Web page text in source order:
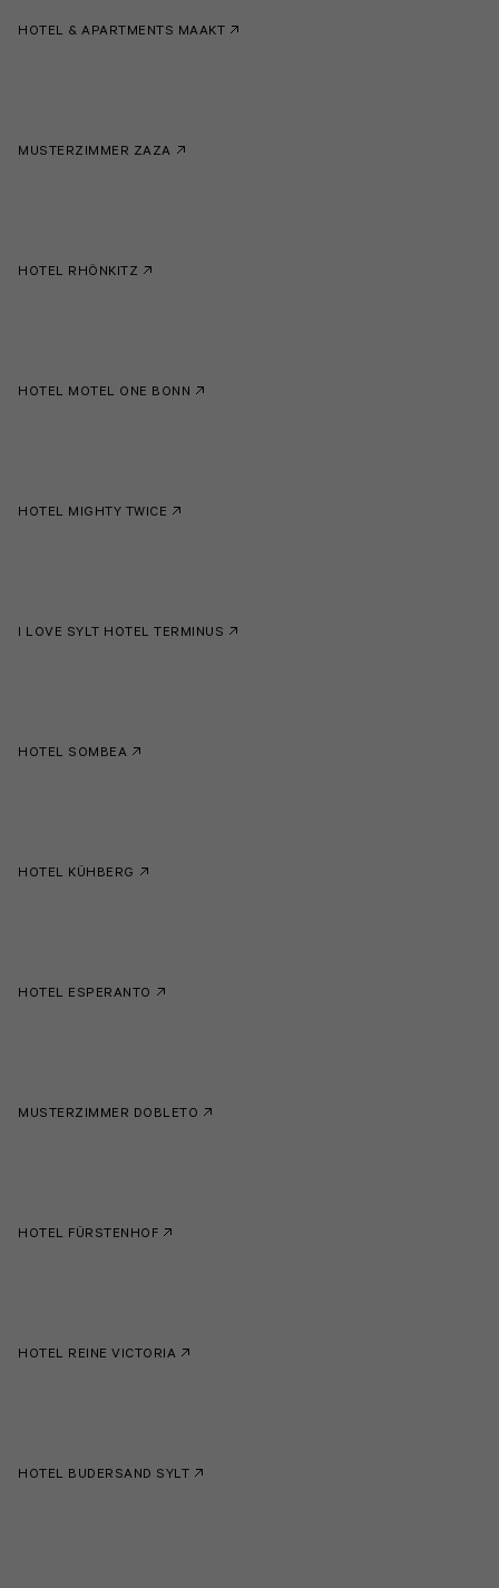
HOTEL & APARTMENTS MAAKT
MUSTERZIMMER ZAZA
HOTEL RHÖNKITZ
HOTEL MOTEL ONE BONN
HOTEL MIGHTY TWICE
I LOVE SYLT HOTEL TERMINUS
HOTEL SOMBEA
HOTEL KÜHBERG
HOTEL ESPERANTO
MUSTERZIMMER DOBLETO
HOTEL FÜRSTENHOF
HOTEL REINE VICTORIA
HOTEL BUDERSAND SYLT